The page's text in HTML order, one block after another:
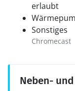
erlaubt
Sonstiges
Chromecast
Neben-